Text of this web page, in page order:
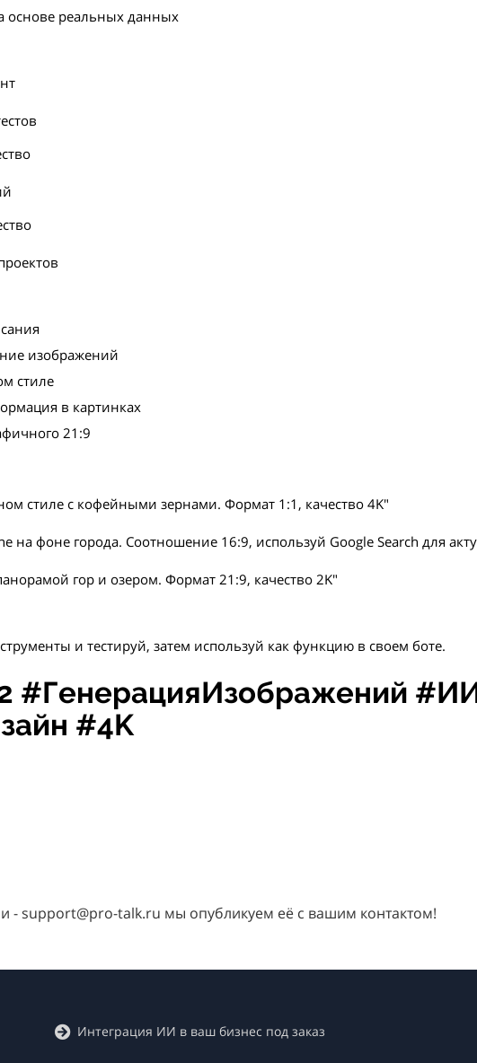
основе реальных данных
изображений
стиле
в картинках
21:9
стиле с кофейными зернами. Формат 1:1, качество 4K"
на фоне города. Соотношение 16:9, используй Google Search для
гор и озером. Формат 21:9, качество 2K"
и тестируй, затем используй как функцию в своем боте.
#ГенерацияИзображений
#4K
- support@pro-talk.ru мы опубликуем её с вашим контактом!
Интеграция ИИ в ваш бизнес под заказ